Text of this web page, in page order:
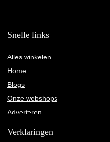
Snelle links
Alles winkelen
Home
Blogs
Onze webshops
Adverteren
Verklaringen